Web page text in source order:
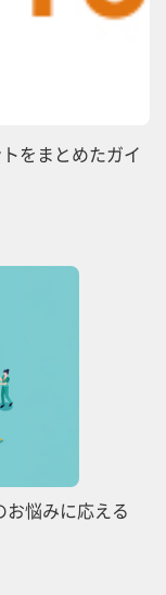
をまとめたガイ
お悩みに応える